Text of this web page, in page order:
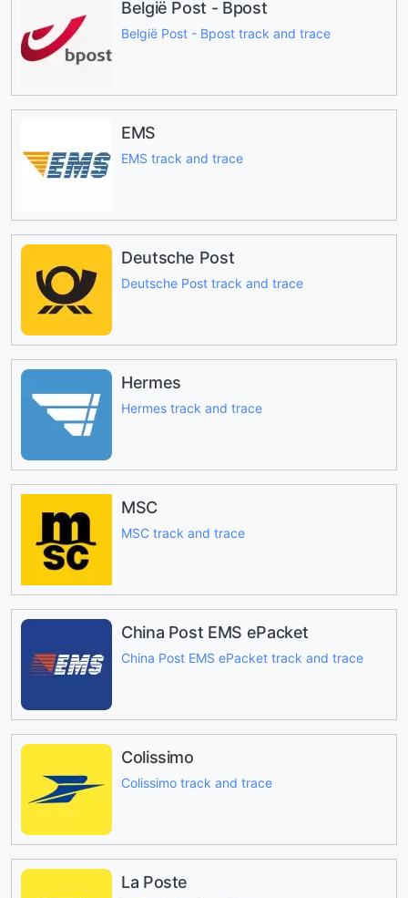
België Post - Bpost
België Post - Bpost track and trace
EMS
EMS track and trace
Deutsche Post
Deutsche Post track and trace
Hermes
Hermes track and trace
MSC
MSC track and trace
China Post EMS ePacket
China Post EMS ePacket track and trace
Colissimo
Colissimo track and trace
La Poste